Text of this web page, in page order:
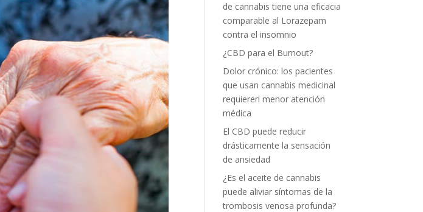
de cannabis tiene una eficacia
comparable al Lorazepam
contra el insomnio
¿CBD para el Burnout?
Dolor crónico: los pacientes
que usan cannabis medicinal
requieren menor atención
médica
El CBD puede reducir
drásticamente la sensación
de ansiedad
¿Es el aceite de cannabis
puede aliviar síntomas de la
trombosis venosa profunda?